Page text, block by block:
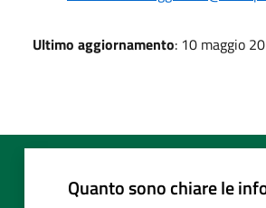
Ultimo aggiornamento: 10 maggio
Quanto sono chiare le